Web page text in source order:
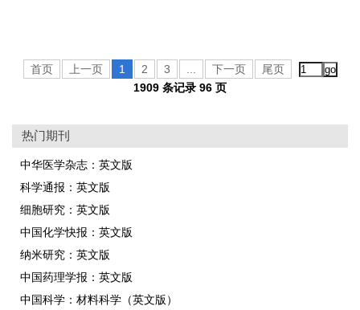
首页 上一页 1 2 3 下一页
尾页
1909 条记录 96 页
热门期刊
中华医学杂志：英文版
科学通报：英文版
细胞研究：英文版
中国化学快报：英文版
纳米研究：英文版
中国药理学报：英文版
中国科学：材料科学（英文版）